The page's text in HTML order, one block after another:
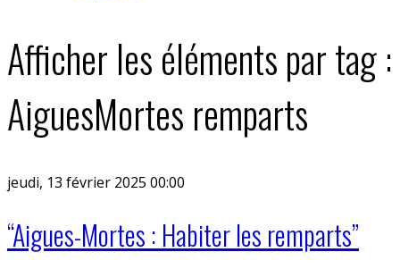
Afficher les éléments par tag :
AiguesMortes remparts
jeudi, 13 février 2025 00:00
“Aigues-Mortes : Habiter les remparts”